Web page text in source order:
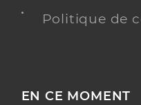
Politique de
EN CE MOMENT